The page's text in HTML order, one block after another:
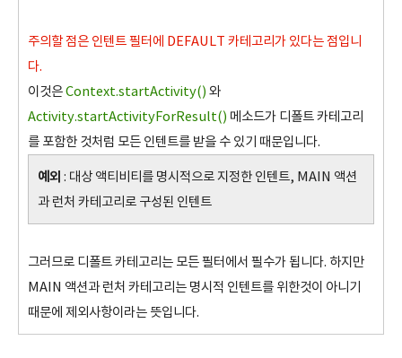
주의할 점은 인텐트 필터에 DEFAULT 카테고리가 있다는 점입니
다.
이것은Context.startActivity() 와
Activity.startActivityForResult() 메소드가 디폴트 카테고리
를 포함한 것처럼 모든 인텐트를 받을 수 있기 때문입니다.
예외 : 대상 액티비티를 명시적으로 지정한 인텐트, MAIN 액션
과 런처 카테고리로 구성된 인텐트
그러므로 디폴트 카테고리는 모든 필터에서 필수가 됩니다. 하지만
MAIN 액션과 런처 카테고리는 명시적 인텐트를 위한것이 아니기
때문에 제외사항이라는 뜻입니다.